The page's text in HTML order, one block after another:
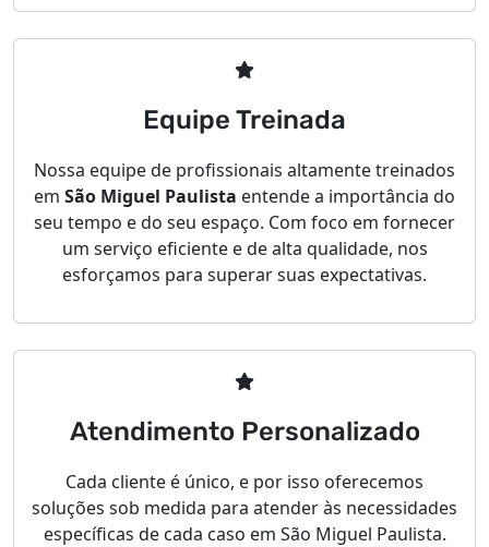
Equipe Treinada
Nossa equipe de profissionais altamente treinados
em São Miguel Paulista entende a importância do
seu tempo e do seu espaço. Com foco em fornecer
um serviço eficiente e de alta qualidade, nos
esforçamos para superar suas expectativas.
Atendimento Personalizado
Cada cliente é único, e por isso oferecemos
soluções sob medida para atender às necessidades
específicas de cada caso em São Miguel Paulista.